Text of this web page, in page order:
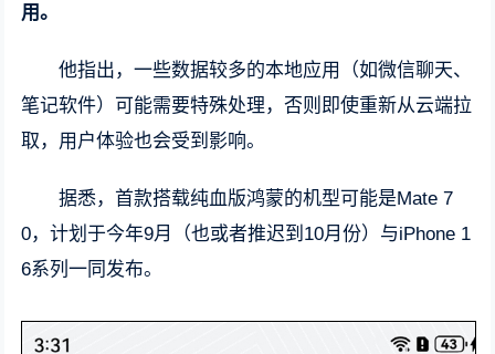
用。
他指出，一些数据较多的本地应用（如微信聊天、
笔记软件）可能需要特殊处理，否则即使重新从云端拉
取，用户体验也会受到影响。
据悉，首款搭载纯血版鸿蒙的机型可能是Mate 7
0，计划于今年9月（也或者推迟到10月份）与iPhone 1
6系列一同发布。